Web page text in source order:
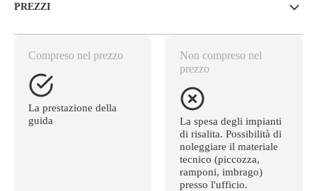
PREZZI
Compreso nel prezzo
La prestazione della
guida
Non compreso nel
prezzo
La spesa degli impianti
di risalita. Possibilità di
noleggiare il materiale
tecnico (piccozza,
ramponi, imbrago)
presso l'ufficio.